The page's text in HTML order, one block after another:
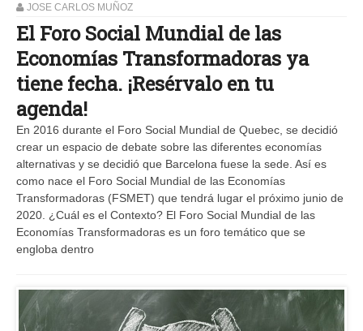
JOSE CARLOS MUÑOZ
El Foro Social Mundial de las
Economías Transformadoras ya
tiene fecha. ¡Resérvalo en tu
agenda!
En 2016 durante el Foro Social Mundial de Quebec, se decidió
crear un espacio de debate sobre las diferentes economías
alternativas y se decidió que Barcelona fuese la sede. Así es
como nace el Foro Social Mundial de las Economías
Transformadoras (FSMET) que tendrá lugar el próximo junio de
2020. ¿Cuál es el Contexto? El Foro Social Mundial de las
Economías Transformadoras es un foro temático que se
engloba dentro